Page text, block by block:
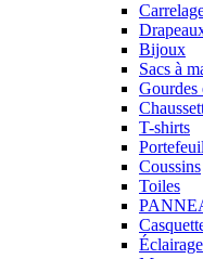
Bijoux
Sacs à
Gourdes
T-shirts
Coussins
Toiles
Éclairage